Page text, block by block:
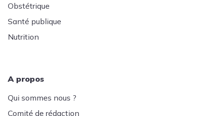
Obstétrique
Santé publique
Nutrition
A propos
Qui sommes nous ?
Comité de rédaction